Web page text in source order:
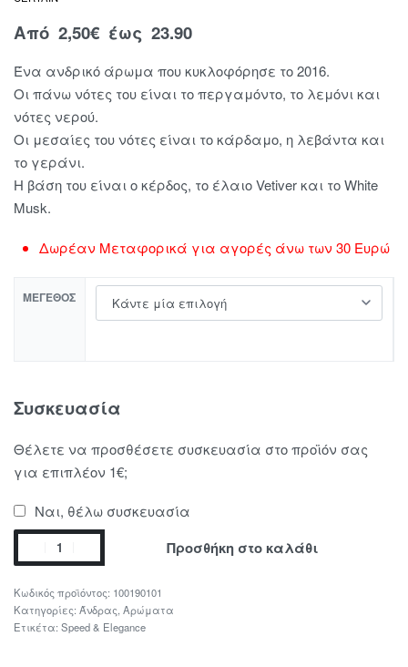
Από 2,50€ έως 23.90
Ένα ανδρικό άρωμα που κυκλοφόρησε το 2016.
Οι πάνω νότες του είναι το περγαμόντο, το λεμόνι και
νότες νερού.
Οι μεσαίες του νότες είναι το κάρδαμο, η λεβάντα και
το γεράνι.
Η βάση του είναι ο κέρδος, το έλαιο Vetiver και το White
Musk.
Δωρέαν Μεταφορικά για αγορές άνω των 30 Ευρώ
ΜΈΓΕΘΟΣ
Συσκευασία
Θέλετε να προσθέσετε συσκευασία στο προϊόν σας
για επιπλέον 1€;
Ναι, θέλω συσκευασία
Προσθήκη στο καλάθι
100190101
Κατηγορίες: Άνδρας Αρώματα
Ετικέτα: Speed & Elegance